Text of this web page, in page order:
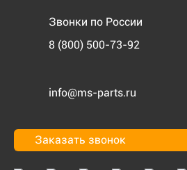
Звонки по России
8 (800) 500-73-92
info@ms-parts.ru
Заказать звонок